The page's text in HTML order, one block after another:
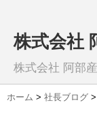
株式会社
株式会社 阿部
ホーム > 社長ブログ >